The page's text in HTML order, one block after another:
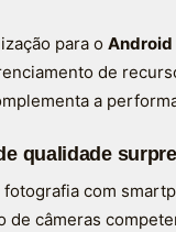
para o Android
de
a
qualidade
fotografia com
de câmeras